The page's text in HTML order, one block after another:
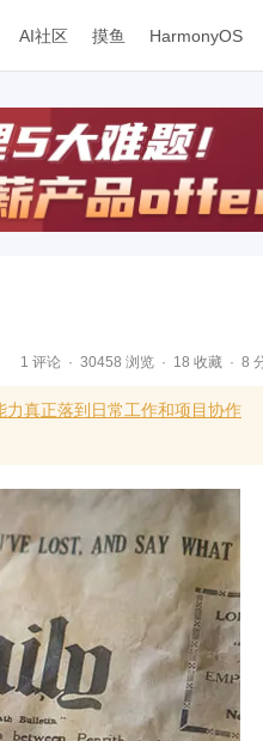
AI社区 摸鱼 HarmonyOS
1 评论 30458 浏览 18 收藏 8
真正落到日常工作和项目协作